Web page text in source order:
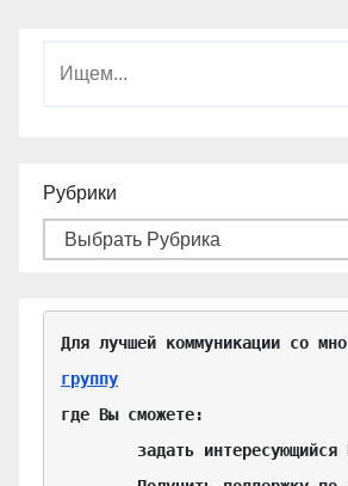
Поиск
Рубрики
группу
где Вы сможете: